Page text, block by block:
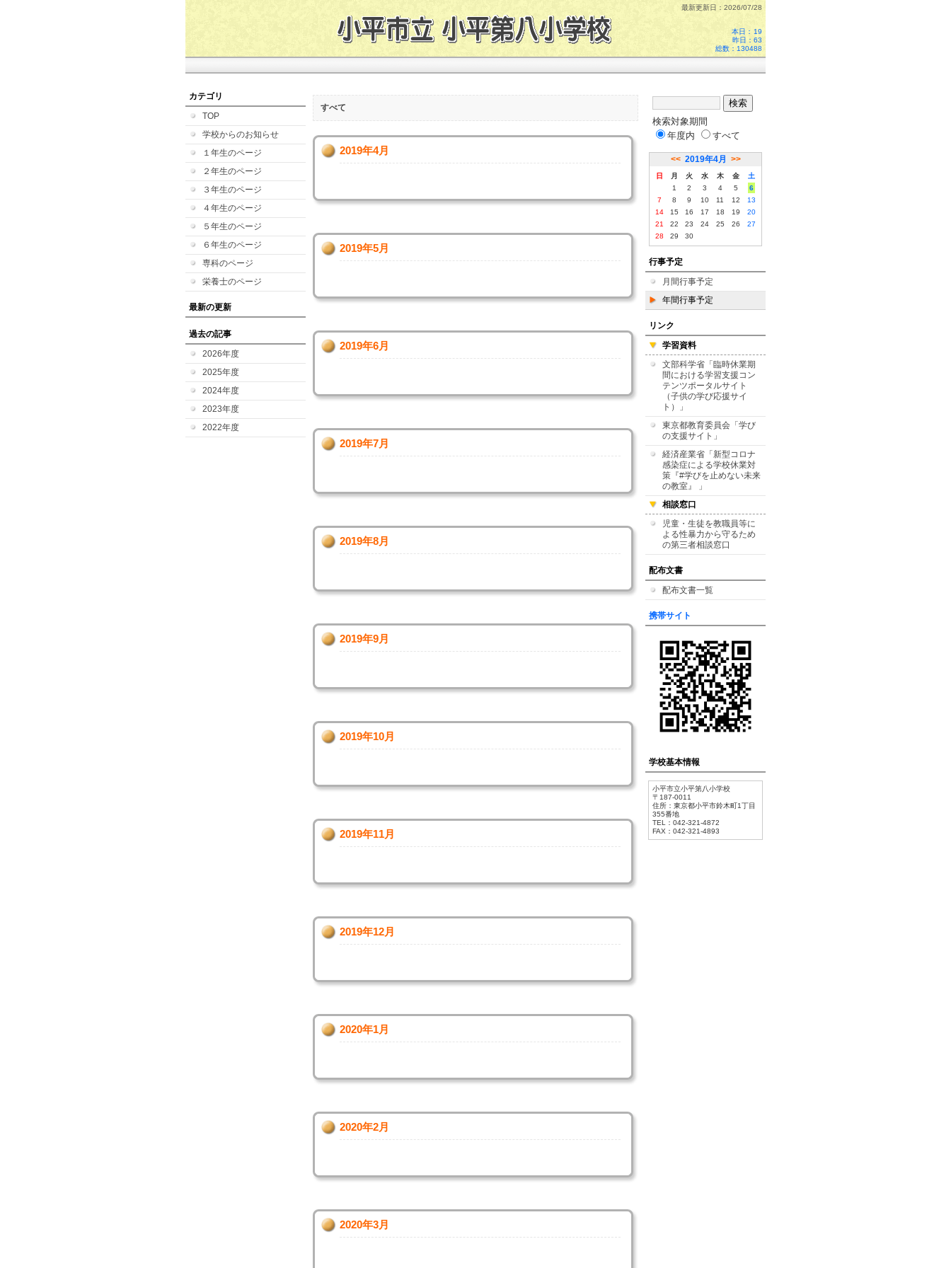
最新更新日：2026/07/28
本日： 19
昨日：63
総数：130488
カテゴリ
TOP
学校からのお知らせ
１年生のページ
２年生のページ
３年生のページ
４年生のページ
５年生のページ
６年生のページ
専科のページ
栄養士のページ
最新の更新
過去の記事
2026年度
2025年度
2024年度
2023年度
2022年度
すべて
2019年4月
2019年5月
2019年6月
2019年7月
2019年8月
2019年9月
2019年10月
2019年11月
2019年12月
2020年1月
2020年2月
2020年3月
検索対象期間
年度内
すべて
<< 2019年4月 >>
日 月 火 水 木 金
土
1
2 3 4 5
6
7
8 9 10 11 12
13
14
15 16 17 18 19
20
21
22 23 24 25 26
27
28
29 30
行事予定
月間行事予定
年間行事予定
リンク
学習資料
文部科学省「臨時休業期
間における学習支援コン
テンツポータルサイト
（子供の学び応援サイ
ト）」
東京都教育委員会「学び
の支援サイト」
経済産業省「新型コロナ
感染症による学校休業対
策『#学びを止めない未来
の教室』 」
相談窓口
児童・生徒を教職員等に
よる性暴力から守るため
の第三者相談窓口
配布文書
配布文書一覧
携帯サイト
学校基本情報
小平市立小平第八小学校
〒187-0011
住所：東京都小平市鈴木町1丁目
355番地
TEL：042-321-4872
FAX：042-321-4893